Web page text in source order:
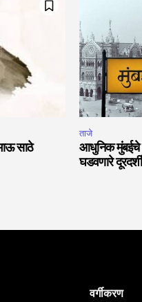
साठे
ताजे
आधुनिक मुंबईचे
घडवणारे
वर्गीकरण